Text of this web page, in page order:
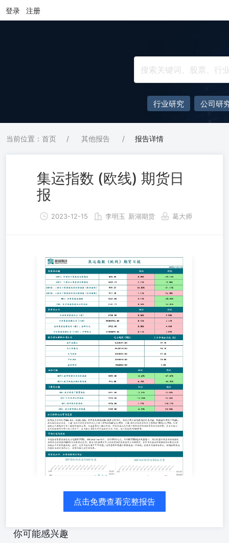
登录 注册
行业研究 公司研
当前位置：首页 / 其他报告 / 报告详情
集运指数 (欧线) 期货日
报
2023-12-15 李明玉 新湖期货 葛大师
点击免费查看完整报告
你可能感兴趣